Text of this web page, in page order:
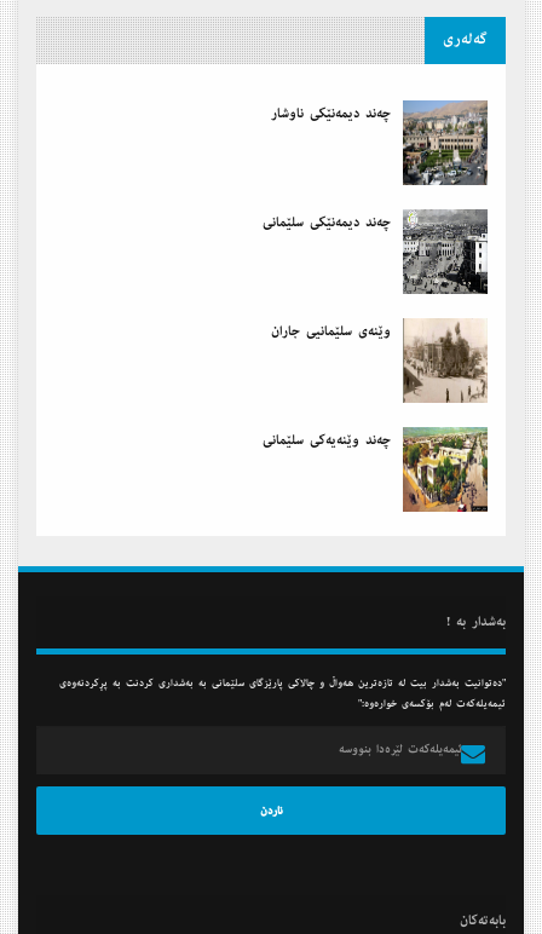
گه‌له‌ری
چەند دیمەنێكی ناوشار
چەند دیمەنێكی سلێمانی
وێنەی سلێمانیی جاران
چەند وێنەیەكی سلێمانی
به‌شدار به‌ !
"ده‌توانیت به‌شدار بیت له‌ تازه‌ترین هه‌واڵ و چالاكی پارێزگای سلێمانی به‌ به‌شداری كردنت به‌ پڕكردنه‌وه‌ی
ئیمه‌یله‌كه‌ت له‌م بۆكسه‌ی خواره‌وه‌:"
بابه‌ته‌كان